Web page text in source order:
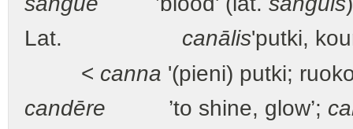
Lat.
canālis'putki,
< canna '(pieni) putki;
candēre ’to shine, glow’;